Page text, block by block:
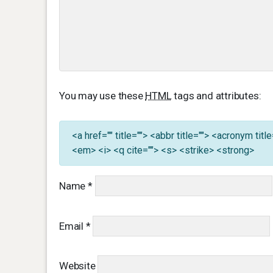
You may use these HTMLtags and attributes:
<a href="" title=""> <abbr title=""> <acronym
<em> <i> <q cite=""> <s> <strike> <strong>
Name *
Email *
Website